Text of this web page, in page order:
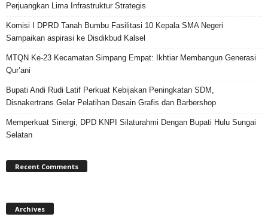
Perjuangkan Lima Infrastruktur Strategis
Komisi I DPRD Tanah Bumbu Fasilitasi 10 Kepala SMA Negeri
Sampaikan aspirasi ke Disdikbud Kalsel
MTQN Ke-23 Kecamatan Simpang Empat: Ikhtiar Membangun Generasi
Qur’ani
Bupati Andi Rudi Latif Perkuat Kebijakan Peningkatan SDM,
Disnakertrans Gelar Pelatihan Desain Grafis dan Barbershop
Memperkuat Sinergi, DPD KNPI Silaturahmi Dengan Bupati Hulu Sungai
Selatan
Recent Comments
Archives